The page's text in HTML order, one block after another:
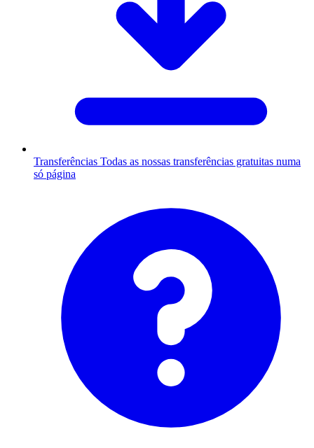
Transferências Todas as nossas transferências gratuitas numa
só página